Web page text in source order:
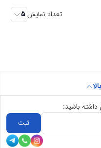
تعداد نمایش 5
داشته باشید:
ثبت